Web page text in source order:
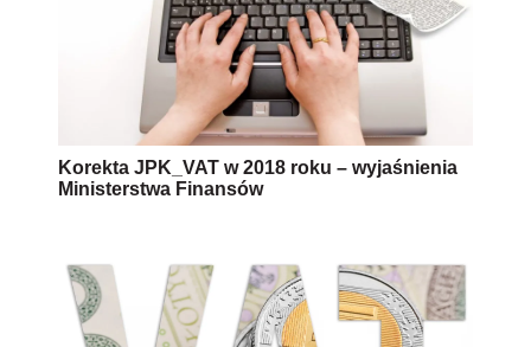
Korekta JPK_VAT w 2018 roku – wyjaśnienia
Ministerstwa Finansów